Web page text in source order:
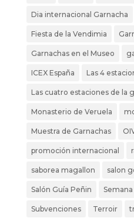
Dia internacional Garnacha
Fiesta de la Vendimia
Garnachas en el Museo
ICEX España Las 4
Las cuatro estaciones de la
Monasterio de Veruela
Muestra de Garnachas
promoción internacional
saborea magallon salon
Salón Guía Peñin
Subvenciones Terroir